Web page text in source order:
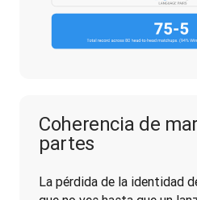
Coherencia de
partes
La pérdida de la identidad